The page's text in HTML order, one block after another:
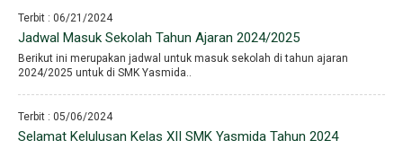
Terbit : 06/21/2024
Jadwal Masuk Sekolah Tahun Ajaran 2024/2025
Berikut ini merupakan jadwal untuk masuk sekolah di tahun ajaran
2024/2025 untuk di SMK Yasmida..
Terbit : 05/06/2024
Selamat Kelulusan Kelas XII SMK Yasmida Tahun 2024